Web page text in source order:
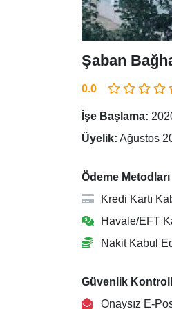
Şaban
0.0
İşe Başlama:
Üyelik: Ağustos
Ödeme Metodları
Kredi Kartı
Havale/EFT
Nakit Kabul
Güvenlik
Onaysız E-